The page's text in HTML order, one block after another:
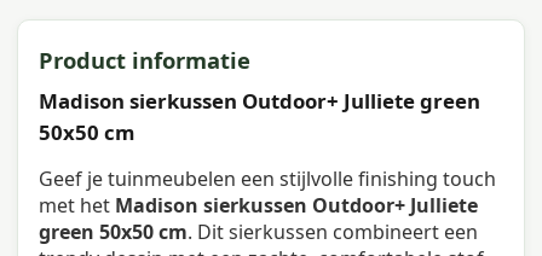
Product informatie
Madison sierkussen Outdoor+ Julliete green
50x50 cm
Geef je tuinmeubelen een stijlvolle finishing touch
met het Madison sierkussen Outdoor+ Julliete
green 50x50 cm. Dit sierkussen combineert een